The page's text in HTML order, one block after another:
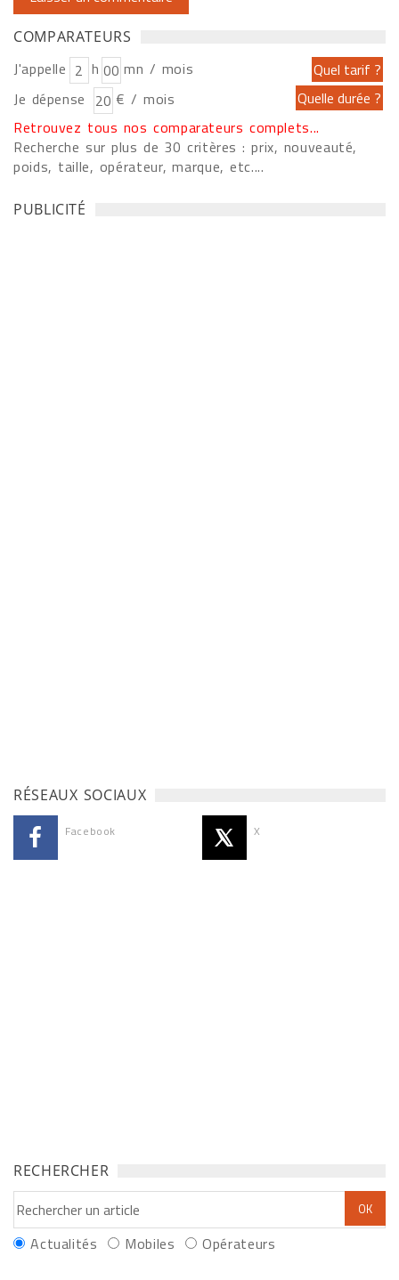
COMPARATEURS
J'appelle h
mn / mois
Je dépense
€ / mois
Retrouvez tous nos comparateurs complets...
Recherche sur plus de 30 critères : prix, nouveauté,
poids, taille, opérateur, marque, etc....
PUBLICITÉ
RÉSEAUX SOCIAUX
Facebook X
RECHERCHER
Actualités Mobiles Opérateurs